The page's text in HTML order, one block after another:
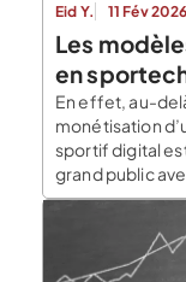
Eid Y. 11 Fév 2026
Les
en
En effet, au-
monétisation
sportif digital
grand public
abonnement
aux
approches
[…]